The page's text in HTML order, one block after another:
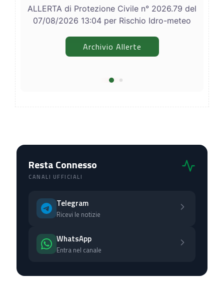
ALLERTA di Protezione Civile n° 2026.79 del
07/08/2026 13:04 per Rischio Idro-meteo
Archivio Allerte
Resta Connesso
CANALI UFFICIALI
Telegram
Ricevi le notizie
WhatsApp
Entra nel canale